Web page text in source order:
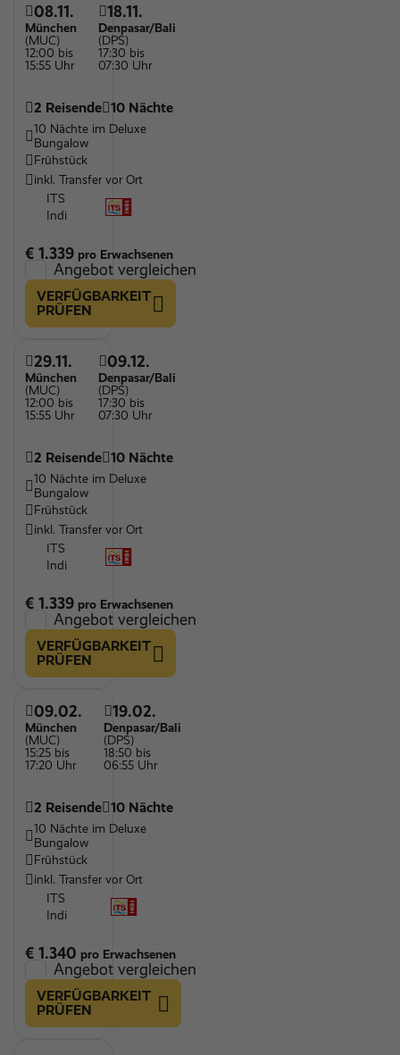
08.11.
München
(MUC)
12:00 bis
15:55 Uhr
18.11.
Denpasar/Bali
(DPS)
17:30 bis
07:30 Uhr
2 Reisende 10 Nächte
10 Nächte im Deluxe
Bungalow
Frühstück
inkl. Transfer vor Ort
ITS
Indi
€ 1.339 pro Erwachsenen
Angebot vergleichen
VERFÜGBARKEIT
PRÜFEN
29.11.
München
(MUC)
12:00 bis
15:55 Uhr
09.12.
Denpasar/Bali
(DPS)
17:30 bis
07:30 Uhr
2 Reisende 10 Nächte
10 Nächte im Deluxe
Bungalow
Frühstück
inkl. Transfer vor Ort
ITS
Indi
€ 1.339 pro Erwachsenen
Angebot vergleichen
VERFÜGBARKEIT
PRÜFEN
09.02.
München
(MUC)
15:25 bis
17:20 Uhr
19.02.
Denpasar/Bali
(DPS)
18:50 bis
06:55 Uhr
2 Reisende 10 Nächte
10 Nächte im Deluxe
Bungalow
Frühstück
inkl. Transfer vor Ort
ITS
Indi
€ 1.340 pro Erwachsenen
Angebot vergleichen
VERFÜGBARKEIT
PRÜFEN